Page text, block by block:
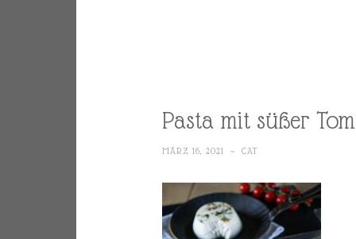
Pasta mit süßer
MÄRZ 16, 2021 ~ CAT